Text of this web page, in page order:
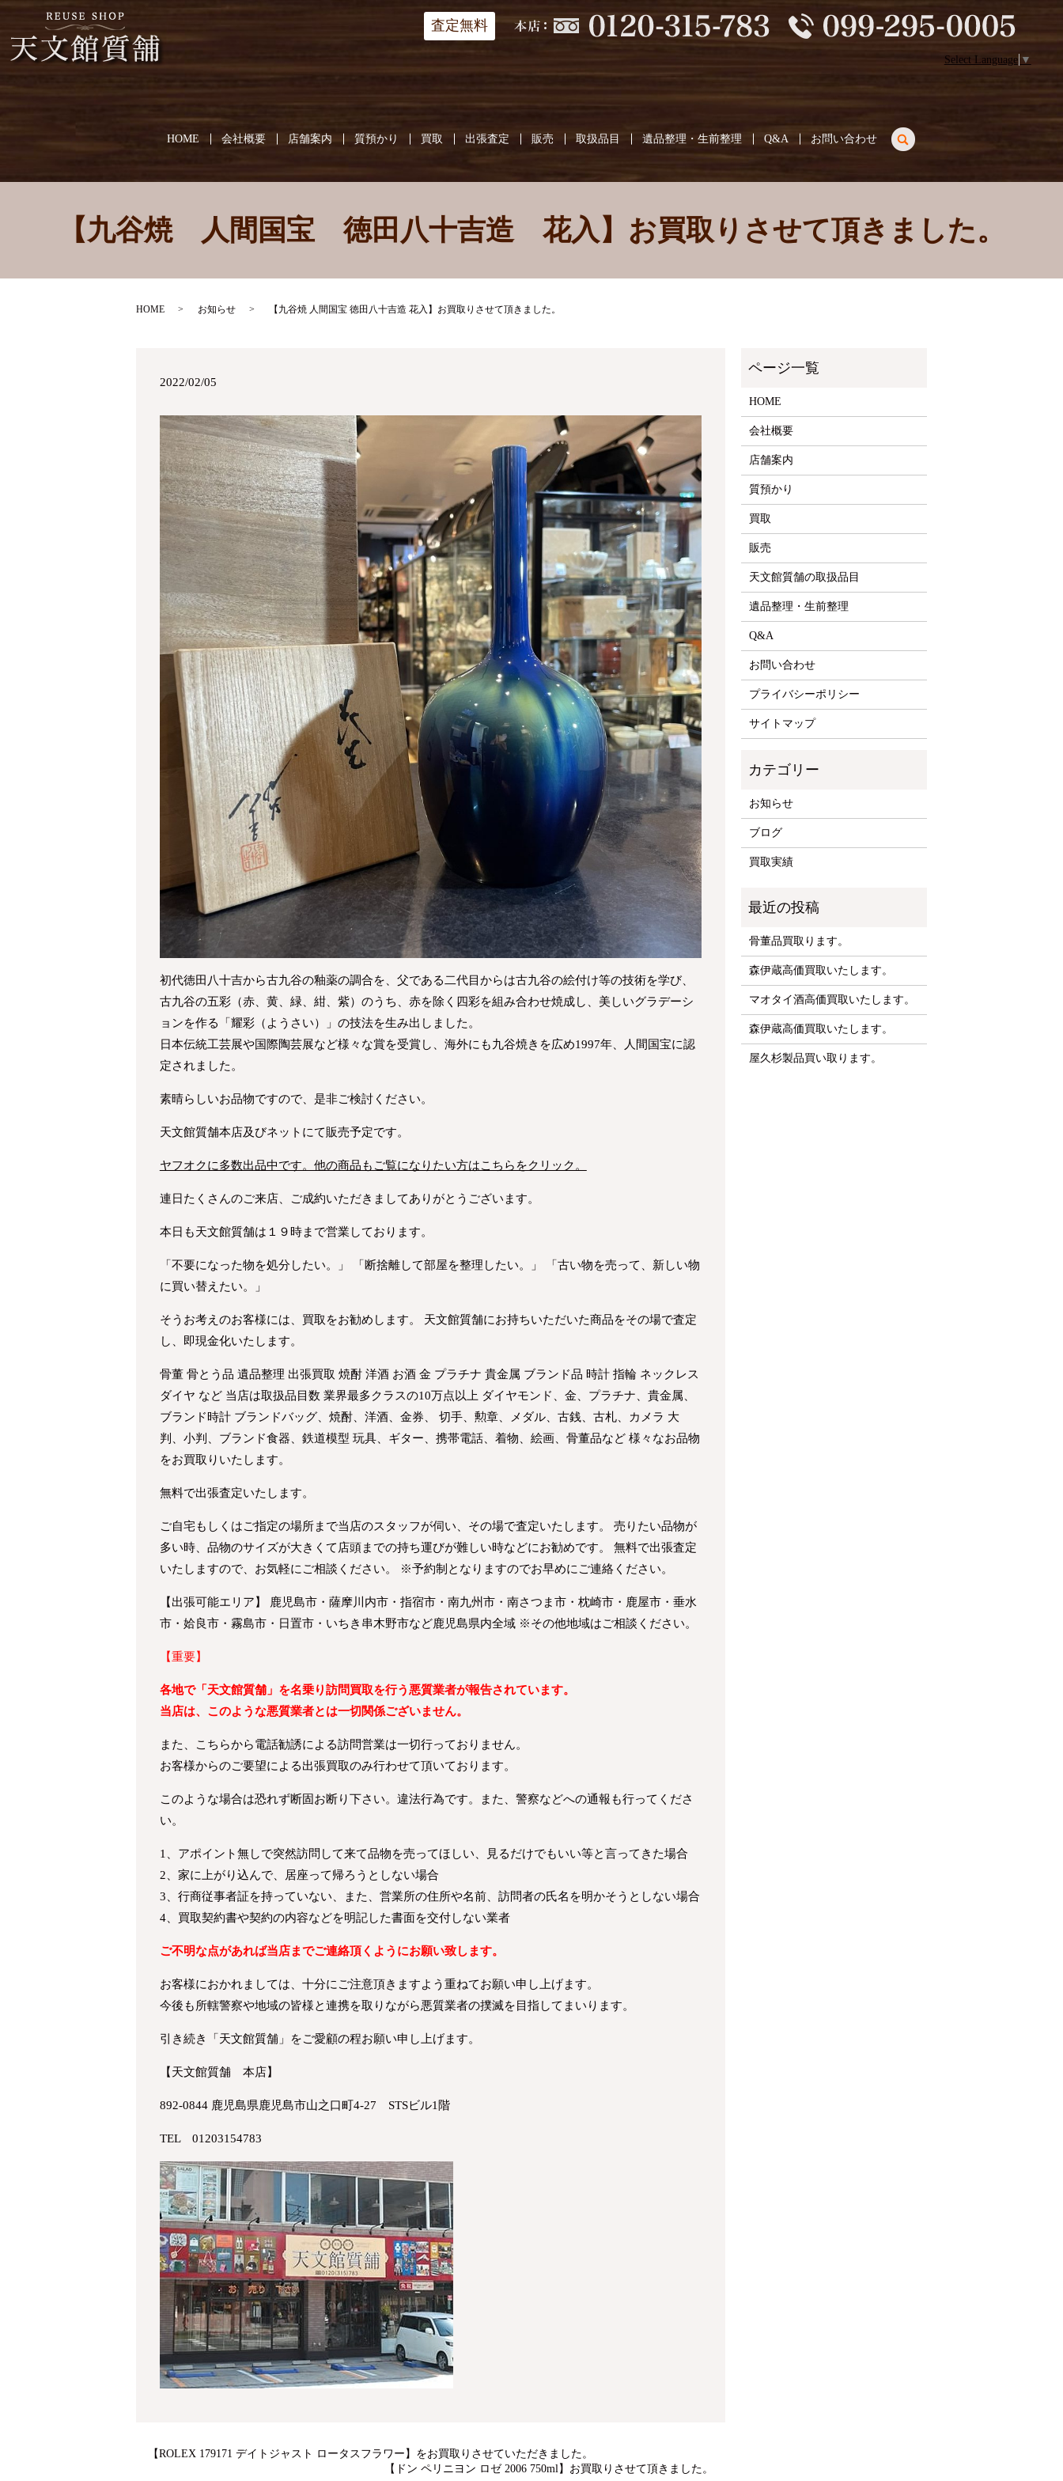
HOME 会社概要 店舗案内 質預かり 買取 出張査定 販売 取扱品目 遺品整理・生前整理 Q&A お問い合わせ search
査定無料
Select Language ▼
【九谷焼 人間国宝 徳田八十吉造 花入】お買取りさせて頂きました。
HOME お知らせ 【九谷焼 人間国宝 徳田八十吉造 花入】お買取りさせて頂きました。
2022/02/05
初代徳田八十吉から古九谷の釉薬の調合を、父である二代目からは古九谷の絵付け等の技術を学び、
古九谷の五彩（赤、黄、緑、紺、紫）のうち、赤を除く四彩を組み合わせ焼成し、美しいグラデーシ
ョンを作る「耀彩（ようさい）」の技法を生み出しました。
日本伝統工芸展や国際陶芸展など様々な賞を受賞し、海外にも九谷焼きを広め1997年、人間国宝に認
定されました。
素晴らしいお品物ですので、是非ご検討ください。
天文館質舗本店及びネットにて販売予定です。
ヤフオクに多数出品中です。他の商品もご覧になりたい方はこちらをクリック。
連日たくさんのご来店、ご成約いただきましてありがとうございます。
本日も天文館質舗は１９時まで営業しております。
「不要になった物を処分したい。」 「断捨離して部屋を整理したい。」 「古い物を売って、新しい物
に買い替えたい。」
そうお考えのお客様には、買取をお勧めします。 天文館質舗にお持ちいただいた商品をその場で査定
し、即現金化いたします。
骨董 骨とう品 遺品整理 出張買取 焼酎 洋酒 お酒 金 プラチナ 貴金属 ブランド品 時計 指輪 ネックレス
ダイヤ など 当店は取扱品目数 業界最多クラスの10万点以上 ダイヤモンド、金、プラチナ、貴金属、
ブランド時計 ブランドバッグ、焼酎、洋酒、金券、 切手、勲章、メダル、古銭、古札、カメラ 大
判、小判、ブランド食器、鉄道模型 玩具、ギター、携帯電話、着物、絵画、骨董品など 様々なお品物
をお買取りいたします。
無料で出張査定いたします。
ご自宅もしくはご指定の場所まで当店のスタッフが伺い、その場で査定いたします。 売りたい品物が
多い時、品物のサイズが大きくて店頭までの持ち運びが難しい時などにお勧めです。 無料で出張査定
いたしますので、お気軽にご相談ください。 ※予約制となりますのでお早めにご連絡ください。
【出張可能エリア】 鹿児島市・薩摩川内市・指宿市・南九州市・南さつま市・枕崎市・鹿屋市・垂水
市・姶良市・霧島市・日置市・いちき串木野市など鹿児島県内全域 ※その他地域はご相談ください。
【重要】
各地で「天文館質舗」を名乗り訪問買取を行う悪質業者が報告されています。
当店は、このような悪質業者とは一切関係ございません。
また、こちらから電話勧誘による訪問営業は一切行っておりません。
お客様からのご要望による出張買取のみ行わせて頂いております。
このような場合は恐れず断固お断り下さい。違法行為です。また、警察などへの通報も行ってくださ
い。
1、アポイント無しで突然訪問して来て品物を売ってほしい、見るだけでもいい等と言ってきた場合
2、家に上がり込んで、居座って帰ろうとしない場合
3、行商従事者証を持っていない、また、営業所の住所や名前、訪問者の氏名を明かそうとしない場合
4、買取契約書や契約の内容などを明記した書面を交付しない業者
ご不明な点があれば当店までご連絡頂くようにお願い致します。
お客様におかれましては、十分にご注意頂きますよう重ねてお願い申し上げます。
今後も所轄警察や地域の皆様と連携を取りながら悪質業者の撲滅を目指してまいります。
引き続き「天文館質舗」をご愛顧の程お願い申し上げます。
【天文館質舗 本店】
892-0844 鹿児島県鹿児島市山之口町4-27 STSビル1階
TEL 01203154783
【ROLEX 179171 デイトジャスト ロータスフラワー】をお買取りさせていただきました。
【ドン ペリニヨン ロゼ 2006 750ml】お買取りさせて頂きました。
HOME
会社概要
店舗案内
質預かり
買取
販売
天文館質舗の取扱品目
遺品整理・生前整理
Q&A
お問い合わせ
プライバシーポリシー
サイトマップ
お知らせ
ブログ
買取実績
骨董品買取ります。
森伊蔵高価買取いたします。
マオタイ酒高価買取いたします。
森伊蔵高価買取いたします。
屋久杉製品買い取ります。